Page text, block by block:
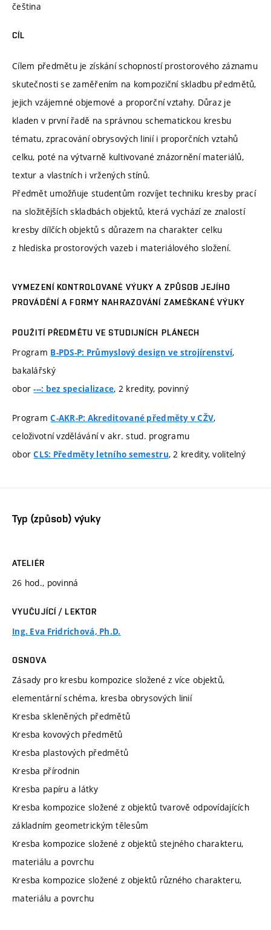
čeština
CÍL
Cílem předmětu je získání schopností prostorového záznamu
skutečnosti se zaměřením na kompoziční skladbu předmětů,
jejich vzájemné objemové a proporční vztahy. Důraz je
kladen v první řadě na správnou schematickou kresbu
tématu, zpracování obrysových linií i proporčních vztahů
celku, poté na výtvarně kultivované znázornění materiálů,
textur a vlastních i vržených stínů.
Předmět umožňuje studentům rozvíjet techniku kresby prací
na složitějších skladbách objektů, která vychází ze znalostí
kresby dílčích objektů s důrazem na charakter celku
z hlediska prostorových vazeb i materiálového složení.
VYMEZENÍ KONTROLOVANÉ VÝUKY A ZPŮSOB JEJÍHO
PROVÁDĚNÍ A FORMY NAHRAZOVÁNÍ ZAMEŠKANÉ VÝUKY
POUŽITÍ PŘEDMĚTU VE STUDIJNÍCH PLÁNECH
Program B-PDS-P: Průmyslový design ve strojírenství,
bakalářský
obor---: bez specializace, 2 kredity, povinný
ProgramC-AKR-P: Akreditované předměty v CŽV,
celoživotní vzdělávání v akr. stud. programu
oborCLS: Předměty letního semestru, 2 kredity, volitelný
Typ (způsob) výuky
ATELIÉR
26 hod., povinná
VYUČUJÍCÍ / LEKTOR
Ing. Eva Fridrichová, Ph.D.
OSNOVA
Zásady pro kresbu kompozice složené z více objektů,
elementární schéma, kresba obrysových linií
Kresba skleněných předmětů
Kresba kovových předmětů
Kresba plastových předmětů
Kresba přírodnin
Kresba papíru a látky
Kresba kompozice složené z objektů tvarově odpovídajících
základním geometrickým tělesům
Kresba kompozice složené z objektů stejného charakteru,
materiálu a povrchu
Kresba kompozice složené z objektů různého charakteru,
materiálu a povrchu